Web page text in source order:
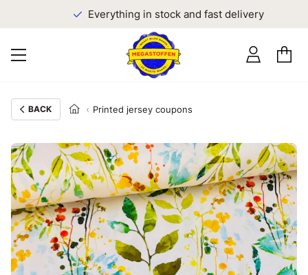
Everything in stock and fast delivery
BACK Printed jersey coupons